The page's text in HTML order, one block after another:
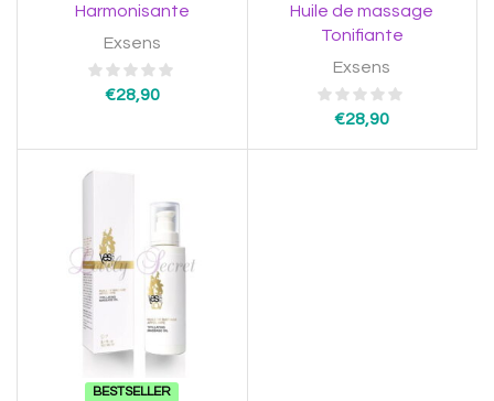
Harmonisante
Exsens
€28,90
Huile de massage
Tonifiante
Exsens
€28,90
BESTSELLER